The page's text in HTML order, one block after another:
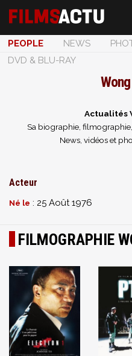
PEOPLE NEWS
DVD & BLU-RAY
Actualités
Sa biographie,
News, vidéos et
Acteur
Né le : 25 Août 1976
FILMOGRAPHIE